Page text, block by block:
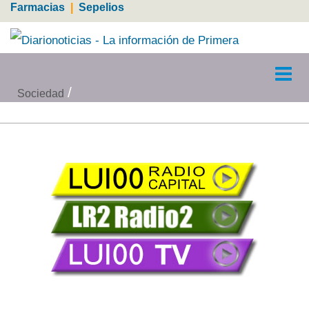
Farmacias Sepelios
Sociedad